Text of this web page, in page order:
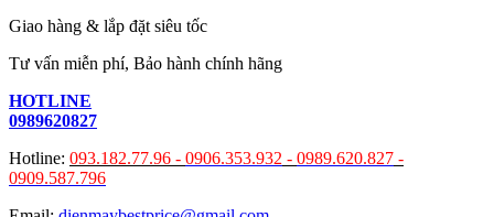
Giao hàng & lắp đặt siêu tốc
Tư vấn miễn phí, Bảo hành chính hãng
HOTLINE
0989620827
Hotline: 093.182.77.96 - 0906.353.932 - 0989.620.827 -
0909.587.796